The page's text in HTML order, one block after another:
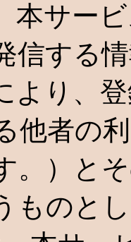
サー
信する
より、
他者の
。）と
ものと